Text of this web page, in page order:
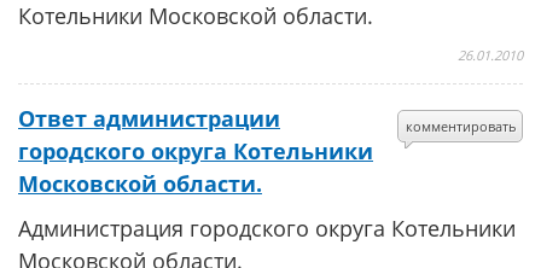
Котельники Московской области.
26.01.2010
комментировать
Ответ администрации
городского округа Котельники
Московской области.
Администрация городского округа Котельники
Московской области.